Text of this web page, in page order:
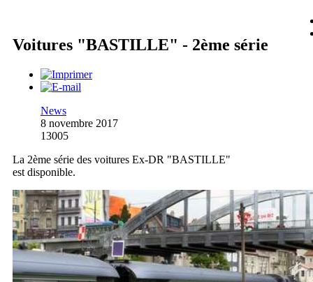
Voitures "BASTILLE" - 2ème série
News
8 novembre 2017
13005
La 2ème série des voitures Ex-DR "BASTILLE"
est disponible.